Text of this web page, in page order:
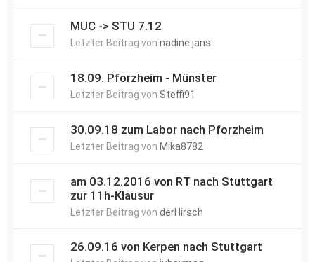
MUC -> STU 7.12
Letzter Beitrag von nadine.jans
18.09. Pforzheim - Münster
Letzter Beitrag von Steffi91
30.09.18 zum Labor nach Pforzheim
Letzter Beitrag von Mika8782
am 03.12.2016 von RT nach Stuttgart
zur 11h-Klausur
Letzter Beitrag von derHirsch
26.09.16 von Kerpen nach Stuttgart